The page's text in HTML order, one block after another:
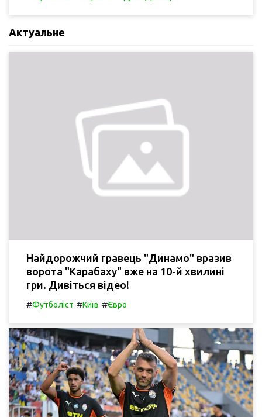
Актуальне
Найдорожчий гравець "Динамо" вразив
ворота "Карабаху" вже на 10-й хвилині
гри. Дивіться відео!
#Футболіст #Київ #Євро